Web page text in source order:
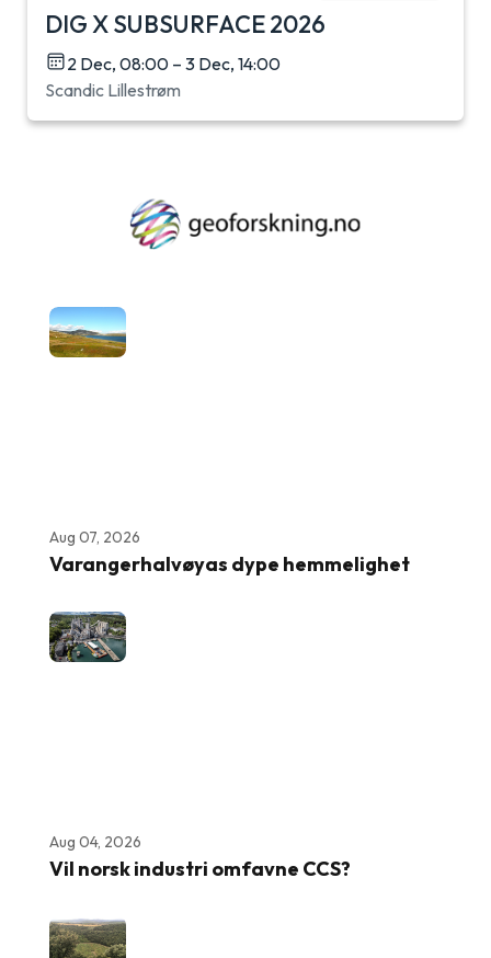
DIG X SUBSURFACE 2026
2 Dec, 08:00 – 3 Dec, 14:00
Scandic Lillestrøm
Aug 07, 2026
Varangerhalvøyas dype hemmelighet
Aug 04, 2026
Vil norsk industri omfavne CCS?